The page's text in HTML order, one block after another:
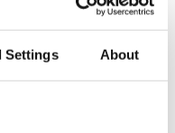
Settings About
Corsa